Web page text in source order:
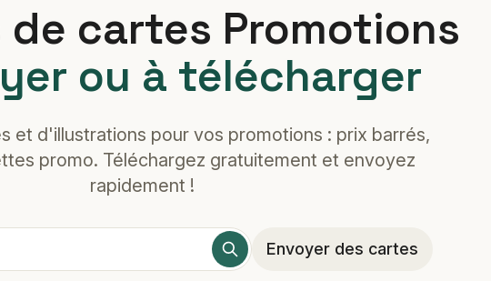
de cartes Promotions
ou à télécharger
et d'illustrations pour vos promotions : prix barrés,
promo. Téléchargez gratuitement et envoyez
rapidement !
Envoyer des cartes